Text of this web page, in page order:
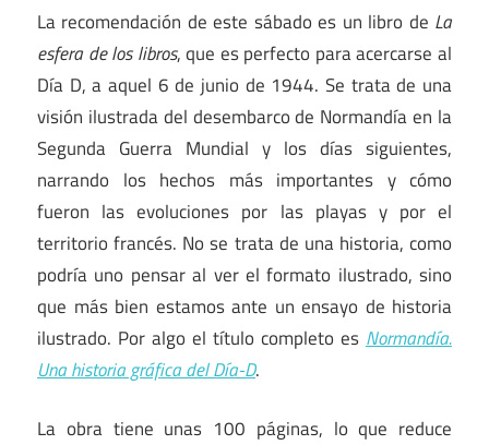
La recomendación de este sábado es un libro de La
esfera de los libros, que es perfecto para acercarse al
Día D, a aquel 6 de junio de 1944. Se trata de una
visión ilustrada del desembarco de Normandía en la
Segunda Guerra Mundial y los días siguientes,
narrando los hechos más importantes y cómo
fueron las evoluciones por las playas y por el
territorio francés. No se trata de una historia, como
podría uno pensar al ver el formato ilustrado, sino
que más bien estamos ante un ensayo de historia
ilustrado. Por algo el título completo es Normandía.
Una historia gráfica del Día-D.
La obra tiene unas 100 páginas, lo que reduce